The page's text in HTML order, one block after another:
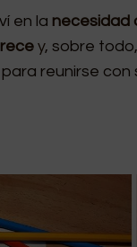
en la necesidad
y, sobre todo,
reunirse con